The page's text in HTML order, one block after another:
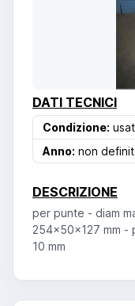
DATI TECNICI
Condizione:
Anno: non
DESCRIZIONE
per punte - diam
254x50x127 mm -
10 mm